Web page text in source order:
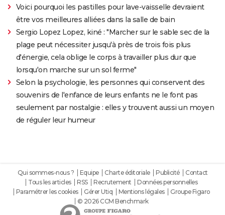
Voici pourquoi les pastilles pour lave-vaisselle devraient
être vos meilleures alliées dans la salle de bain
Sergio Lopez Lopez, kiné : "Marcher sur le sable sec de la
plage peut nécessiter jusqu'à près de trois fois plus
d'énergie, cela oblige le corps à travailler plus dur que
lorsqu'on marche sur un sol ferme"
Selon la psychologie, les personnes qui conservent des
souvenirs de l'enfance de leurs enfants ne le font pas
seulement par nostalgie : elles y trouvent aussi un moyen
de réguler leur humeur
Qui sommes-nous ? Equipe Charte éditoriale Publicité
Contact
Tous les articles
RSS Recrutement
Données personnelles
Paramétrer les cookies
Gérer Utiq Mentions légales
Groupe Figaro
© 2026 CCM Benchmark